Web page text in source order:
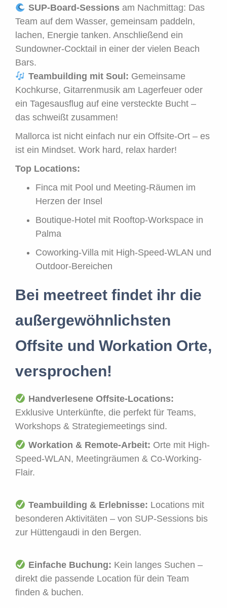
SUP-Board-Sessionsam Nachmittag: Das
Team auf dem Wasser, gemeinsam paddeln,
lachen, Energie tanken. Anschließend ein
Sundowner-Cocktail in einer der vielen Beach
Bars.
Teambuilding mit Soul: Gemeinsame
Kochkurse, Gitarrenmusik am Lagerfeuer oder
ein Tagesausflug auf eine versteckte Bucht –
das schweißt zusammen!
Mallorca ist nicht einfach nur ein Offsite-Ort – es
ist ein Mindset. Work hard, relax harder!
Top Locations:
Finca mit Pool und Meeting-Räumen im
Herzen der Insel
Boutique-Hotel mit Rooftop-Workspace in
Palma
Coworking-Villa mit High-Speed-WLAN und
Outdoor-Bereichen
Bei meetreet findet ihr die
außergewöhnlichsten
Offsite und Workation Orte,
versprochen!
Handverlesene Offsite-Locations:
Exklusive Unterkünfte, die perfekt für Teams,
Workshops & Strategiemeetings sind.
Workation & Remote-Arbeit: Orte mit High-
Speed-WLAN, Meetingräumen & Co-Working-
Flair.
Teambuilding & Erlebnisse: Locations mit
besonderen Aktivitäten – von SUP-Sessions bis
zur Hüttengaudi in den Bergen.
Einfache Buchung: Kein langes Suchen –
direkt die passende Location für dein Team
finden & buchen.